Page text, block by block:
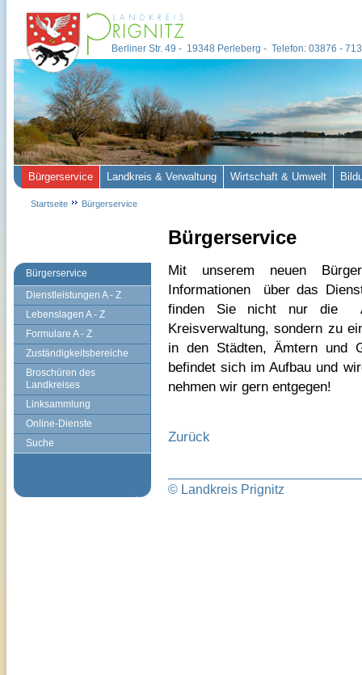
Bürgerservice
Dienstleistungen A - Z
Lebenslagen A - Z
Formulare A - Z
Zuständigkeitsbereiche
Broschüren des
Landkreises
Linksammlung
Online-Dienste
Suche
Bürgerservice
Mit unserem neuen
Informationen
über das
finden Sie nicht nur die
Kreisverwaltung, sondern zu
in den Städten, Ämtern und
befindet sich im Aufbau und
nehmen wir gern entgegen!
Zurück
© Landkreis Prignitz
Berliner Str. 49 - 19348 Perleberg - Telefon: 03876 -
Bürgerservice Landkreis & Verwaltung Wirtschaft & Umwelt
Startseite Bürgerservice